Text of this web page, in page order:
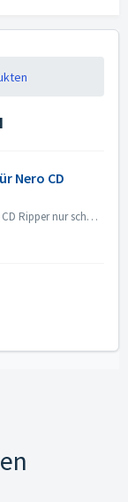
Nero CD
Manche Benutzer finden den Eintrag für Nero CD Ripper nur schwer und müssen jedes Mal den Microsoft Store aufrufen, um das Programm zu öffnen. Tatsächlich ...